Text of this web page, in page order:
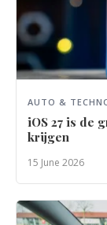
AUTO &
iOS 27 is de
krijgen
15 June 2026